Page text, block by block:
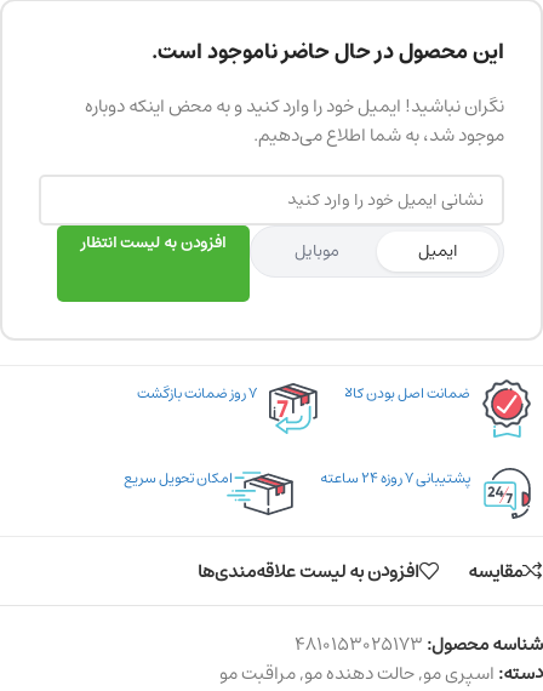
این محصول در حال حاضر ناموجود است.
نگران نباشید! ایمیل خود را وارد کنید و به محض اینکه دوباره
موجود شد، به شما اطلاع می‌دهیم.
ایمیل موبایل افزودن به لیست انتظار
ضمانت اصل بودن کالا ۷ روز ضمانت بازگشت
پشتیبانی ۷ روزه ۲۴ ساعته امکان تحویل سریع
مقایسه افزودن به لیست علاقه‌مندی‌ها
شناسه محصول:4810153025173
دسته:اسپری مو,حالت دهنده مو,مراقبت مو